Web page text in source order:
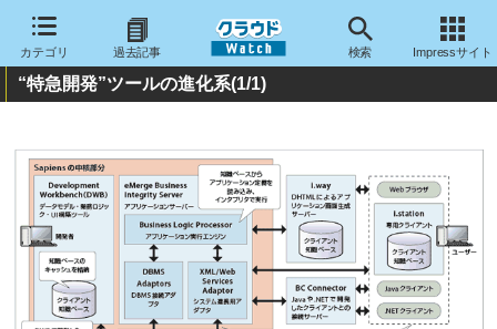
カテゴリ 過去記事 検索 Impressサイト
“特急開発”ツールの進化系(1/1)